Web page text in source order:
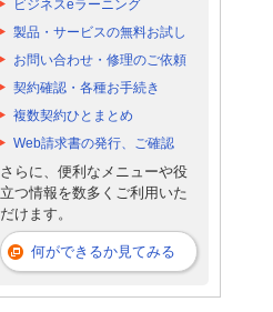
ビジネスeラーニング
製品・サービスの無料お試し
お問い合わせ・修理のご依頼
契約確認・各種お手続き
複数契約ひとまとめ
Web請求書の発行、ご確認
さらに、便利なメニューや役
立つ情報を数多くご利用いた
だけます。
何ができるか見てみる